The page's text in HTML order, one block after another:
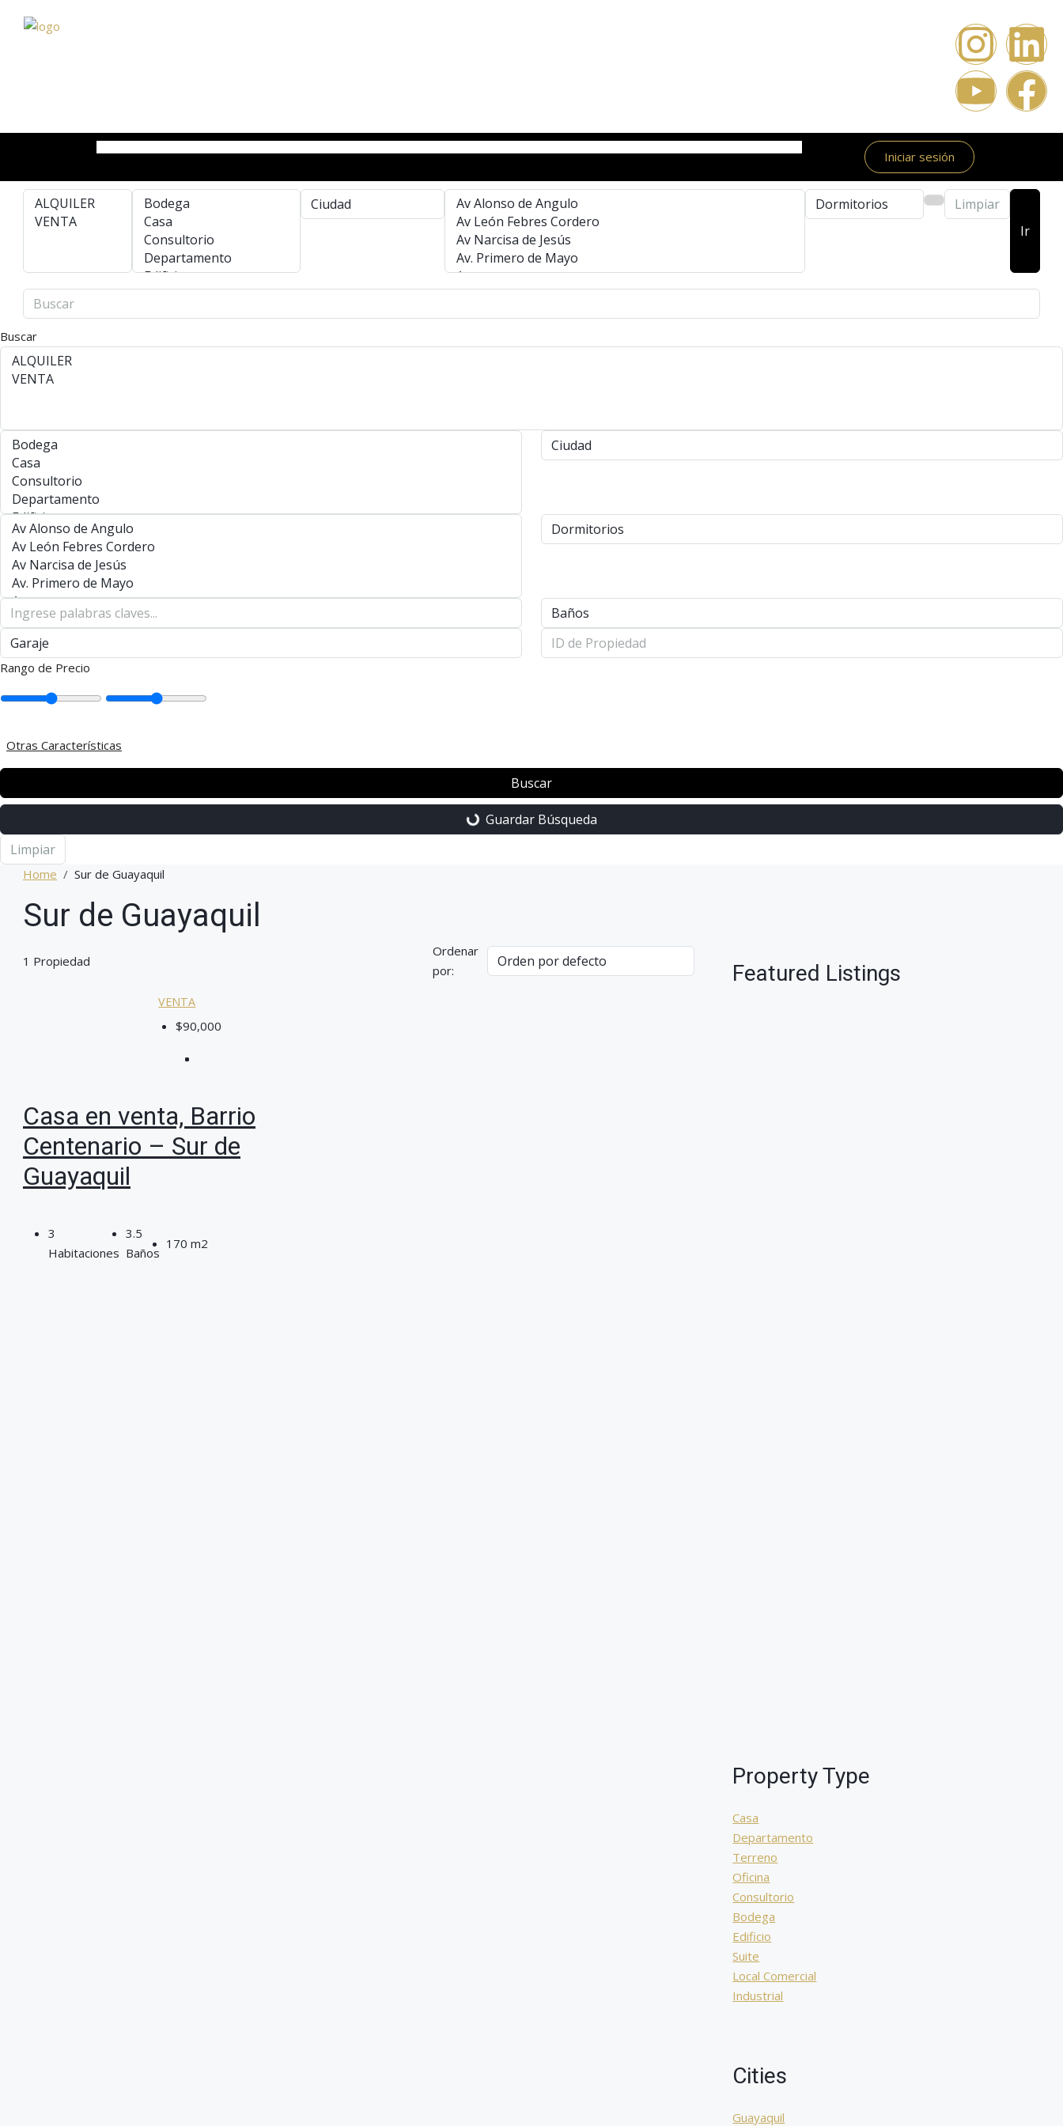
Iniciar sesión
Limpiar
Ir
Buscar
Rango de Precio
Otras Características
Buscar
Guardar Búsqueda
Limpiar
Home Sur de Guayaquil
Sur de Guayaquil
1 Propiedad
Ordenar
por:
VENTA
$90,000
Casa en venta, Barrio
Centenario – Sur de
Guayaquil
3
Habitaciones
3.5
Baños
170 m2
Featured Listings
Property Type
Casa
Departamento
Terreno
Oficina
Consultorio
Bodega
Edificio
Suite
Local Comercial
Industrial
Cities
Guayaquil